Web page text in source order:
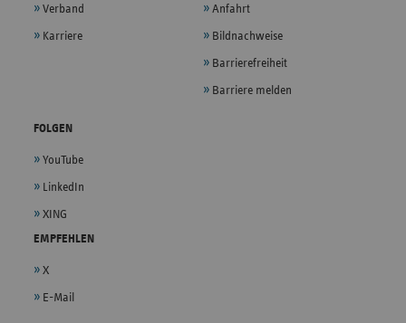
Verband
Karriere
Anfahrt
Bildnachweise
Barrierefreiheit
Barriere melden
FOLGEN
YouTube
LinkedIn
XING
EMPFEHLEN
X
E-Mail